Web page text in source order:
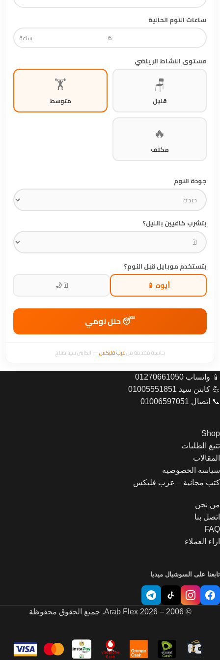
ساعات النوم الحالية
ساعة
مستوى النشاط الرياضي
🪑
قليل
🏋️
متوسط
🔥
مكثف
جودة النوم
بتشرب كافيين بالليل؟
بتستخدم موبايل قبل النوم؟
أيوه 📱 لأ 🌙
😴 حلل نومي
حاسبة مقدمة منعرب فليكس— الكابتن سيد صلاح
📱 واتساب 01270661050
💪 كابتن سيد 01005551851
📞 اتصال 01006597051
Shop
تتبع الطلبات
المقالات
سياسه الخصوصيه
كتب مجانية – عرب فليكس
من نحن
اتصل بنا
FAQ
اراء العملاء
تابعنا على السوشيال ميديا
© 2006 – 2026 Arab Flex. جميع الحقوق محفوظة